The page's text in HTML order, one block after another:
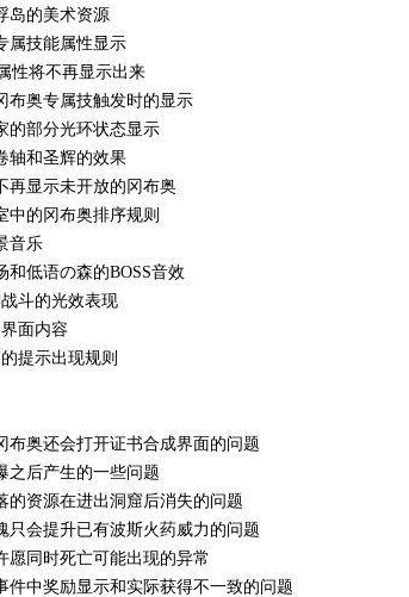
岛的美术资源
属技能属性显示
性将不再显示出来
布奥专属技触发时的显示
的部分光环状态显示
轴和圣辉的效果
再显示未开放的冈布奥
中的冈布奥排序规则
音乐
和低语の森的BOSS音效
斗的光效表现
面内容
提示出现规则
布奥还会打开证书合成界面的问题
之后产生的一些问题
的资源在进出洞窟后消失的问题
只会提升已有波斯火药威力的问题
愿同时死亡可能出现的异常
件中奖励显示和实际获得不一致的问题